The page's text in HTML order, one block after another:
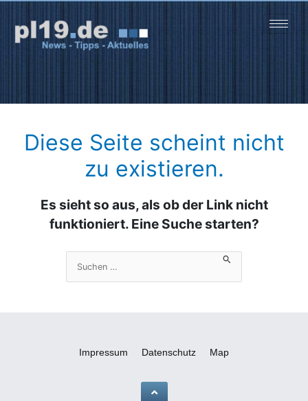
Zum
springen
Diese Seite scheint nicht
zu existieren.
Es sieht so aus, als ob der Link nicht
funktioniert. Eine Suche starten?
nach:
Impressum Datenschutz Map